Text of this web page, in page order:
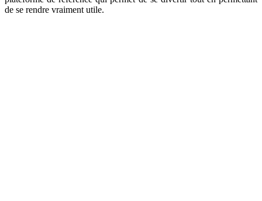
de se rendre vraiment utile.